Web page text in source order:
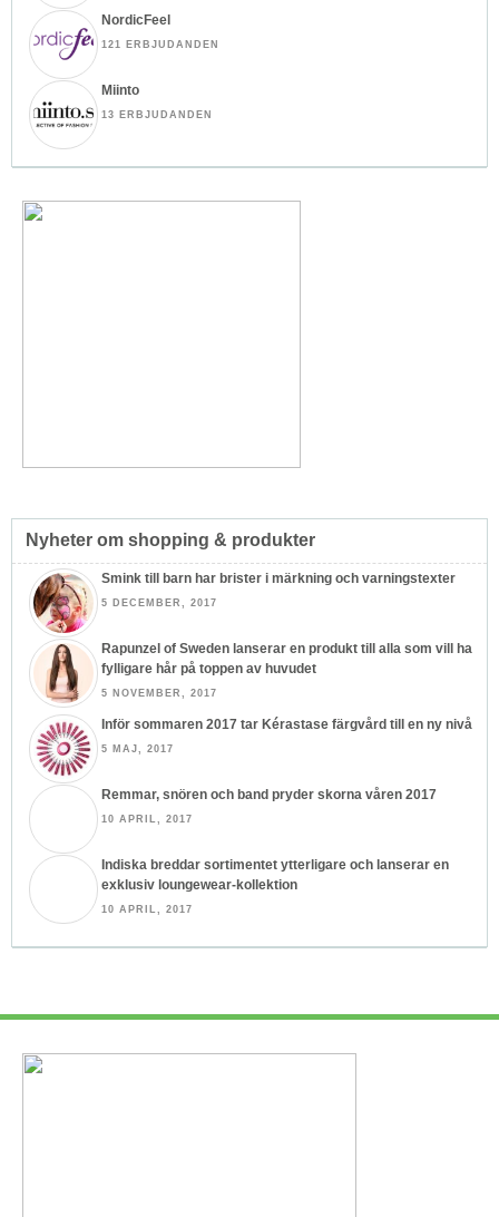
NordicFeel
121 ERBJUDANDEN
Miinto
13 ERBJUDANDEN
Nyheter om shopping & produkter
Smink till barn har brister i märkning och varningstexter
5 DECEMBER, 2017
Rapunzel of Sweden lanserar en produkt till alla som vill ha
fylligare hår på toppen av huvudet
5 NOVEMBER, 2017
Inför sommaren 2017 tar Kérastase färgvård till en ny nivå
5 MAJ, 2017
Remmar, snören och band pryder skorna våren 2017
10 APRIL, 2017
Indiska breddar sortimentet ytterligare och lanserar en
exklusiv loungewear-kollektion
10 APRIL, 2017